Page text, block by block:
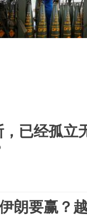
已经孤立
朗要赢？